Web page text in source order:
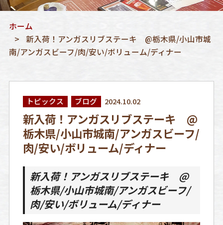
ホーム
新入荷！アンガスリブステーキ @栃木県/小山市城
南/アンガスビーフ/肉/安い/ボリューム/ディナー
トピックス ブログ 2024.10.02
新入荷！アンガスリブステーキ @
栃木県/小山市城南/アンガスビーフ/
肉/安い/ボリューム/ディナー
新入荷！アンガスリブステーキ @
栃木県/小山市城南/アンガスビーフ/
肉/安い/ボリューム/ディナー